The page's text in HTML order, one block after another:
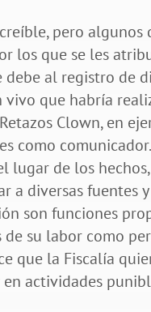
pero algunos
los que se les
debe al registro de
vivo que habría
Clown, en
como
lugar de los hechos,
a diversas fuentes
son funciones
de su labor como
que la Fiscalía
actividades